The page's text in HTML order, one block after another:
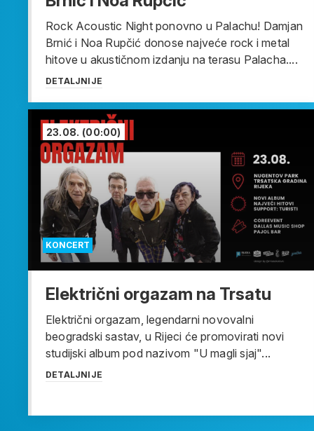
Rock Acoustic Night ponovno u Palachu! Damjan
Brnić i Noa Rupčić donose najveće rock i metal
hitove u akustičnom izdanju na terasu Palacha....
DETALJNIJE
KONCERT
23.08. (00:00)
Električni orgazam na Trsatu
Električni orgazam, legendarni novovalni
beogradski sastav, u Rijeci će promovirati novi
studijski album pod nazivom "U magli sjaj"...
DETALJNIJE